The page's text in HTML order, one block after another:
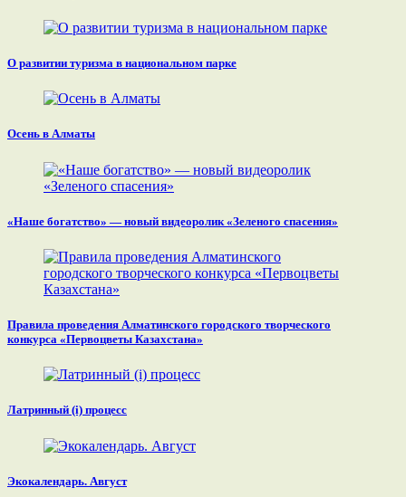
О развитии туризма в национальном парке
Осень в Алматы
«Наше богатство» — новый видеоролик «Зеленого спасения»
Правила проведения Алматинского городского творческого
конкурса «Первоцветы Казахстана»
Латринный (i) процесс
Экокалендарь. Август